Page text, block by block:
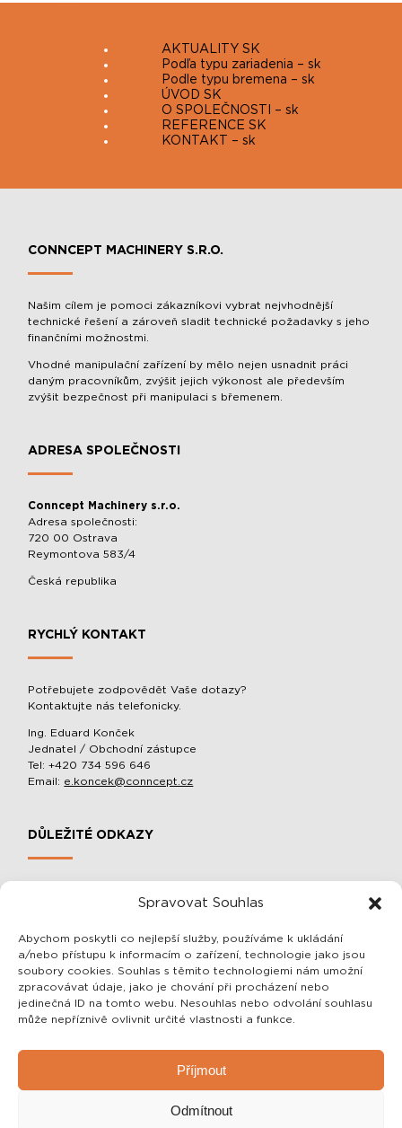
Spravovat Souhlas
Abychom poskytli co nejlepší služby, používáme k ukládání
a/nebo přístupu k informacím o zařízení, technologie jako jsou
soubory cookies. Souhlas s těmito technologiemi nám umožní
zpracovávat údaje, jako je chování při procházení nebo
jedinečná ID na tomto webu. Nesouhlas nebo odvolání souhlasu
může nepříznivě ovlivnit určité vlastnosti a funkce.
Příjmout
Odmítnout
AKTUALITY SK
Podľa typu zariadenia – sk
Podle typu bremena – sk
ÚVOD SK
O SPOLEČNOSTI – sk
REFERENCE SK
KONTAKT – sk
CONNCEPT MACHINERY S.R.O.
Našim cílem je pomoci zákazníkovi vybrat nejvhodnější
technické řešení a zároveň sladit technické požadavky s jeho
finančními možnostmi.
Vhodné manipulační zařízení by mělo nejen usnadnit práci
daným pracovníkům, zvýšit jejich výkonost ale především
zvýšit bezpečnost při manipulaci s břemenem.
ADRESA SPOLEČNOSTI
Conncept Machinery s.r.o.
Adresa společnosti:
720 00 Ostrava
Reymontova 583/4
Česká republika
RYCHLÝ KONTAKT
Potřebujete zodpovědět Vaše dotazy?
Kontaktujte nás telefonicky.
Ing. Eduard Konček
Jednatel / Obchodní zástupce
Tel: +420 734 596 646
Email: e.koncek@conncept.cz
DŮLEŽITÉ ODKAZY
OCHRANA OSOBNÍCH ÚDAJŮ
OBCHODNÍ PODMÍNKY
SDĚLENÍ PRO VÁS
rádi sdělíme telefonicky nebo emailem!
Zároveň Vám rádi vše vysvětlíme a případně navrhneme i to